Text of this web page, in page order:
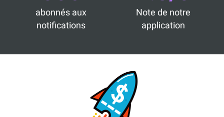
abonnés aux
notifications
Note de notre
application